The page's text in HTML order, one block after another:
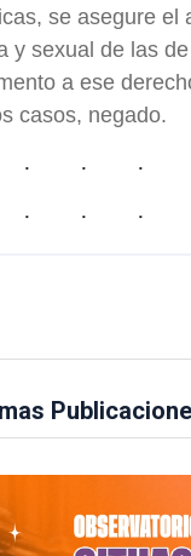
se asegure el
y sexual de las
a ese
casos, negado.